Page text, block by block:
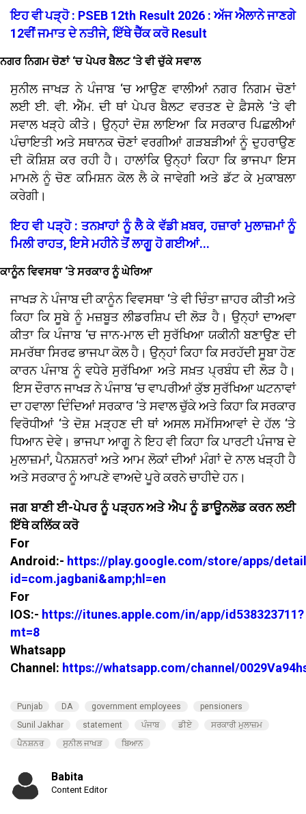
ਇਹ ਵੀ ਪੜ੍ਹੋ : PSEB 12th Result 2026 : ਅੱਜ ਐਲਾਨੇ ਜਾਣਗੇ
12ਵੀਂ ਜਮਾਤ ਦੇ ਨਤੀਜੇ, ਇੱਥੇ ਚੈੱਕ ਕਰੋ Result
ਨਗਰ ਨਿਗਮ ਚੋਣਾਂ ‘ਚ ਪੇਪਰ ਬੈਲਟ ‘ਤੇ ਵੀ ਚੁੱਕੇ ਸਵਾਲ
ਸੁਨੀਲ ਜਾਖੜ ਨੇ ਪੰਜਾਬ ‘ਚ ਆਉਣ ਵਾਲੀਆਂ ਨਗਰ ਨਿਗਮ ਚੋਣਾਂ
ਲਈ ਈ. ਵੀ. ਐੱਮ. ਦੀ ਥਾਂ ਪੇਪਰ ਬੈਲਟ ਵਰਤਣ ਦੇ ਫ਼ੈਸਲੇ ‘ਤੇ ਵੀ
ਸਵਾਲ ਖੜ੍ਹੇ ਕੀਤੇ। ਉਨ੍ਹਾਂ ਦੋਸ਼ ਲਾਇਆ ਕਿ ਸਰਕਾਰ ਪਿਛਲੀਆਂ
ਪੰਚਾਇਤੀ ਅਤੇ ਸਥਾਨਕ ਚੋਣਾਂ ਵਰਗੀਆਂ ਗੜਬੜੀਆਂ ਨੂੰ ਦੁਹਰਾਉਣ
ਦੀ ਕੋਸ਼ਿਸ਼ ਕਰ ਰਹੀ ਹੈ। ਹਾਲਾਂਕਿ ਉਨ੍ਹਾਂ ਕਿਹਾ ਕਿ ਭਾਜਪਾ ਇਸ
ਮਾਮਲੇ ਨੂੰ ਚੋਣ ਕਮਿਸ਼ਨ ਕੋਲ ਲੈ ਕੇ ਜਾਵੇਗੀ ਅਤੇ ਡੱਟ ਕੇ ਮੁਕਾਬਲਾ
ਕਰੇਗੀ।
ਇਹ ਵੀ ਪੜ੍ਹੋ : ਤਨਖ਼ਾਹਾਂ ਨੂੰ ਲੈ ਕੇ ਵੱਡੀ ਖ਼ਬਰ, ਹਜ਼ਾਰਾਂ ਮੁਲਾਜ਼ਮਾਂ ਨੂੰ
ਮਿਲੀ ਰਾਹਤ, ਇਸੇ ਮਹੀਨੇ ਤੋਂ ਲਾਗੂ ਹੋ ਗਈਆਂ...
ਕਾਨੂੰਨ ਵਿਵਸਥਾ ‘ਤੇ ਸਰਕਾਰ ਨੂੰ ਘੇਰਿਆ
ਜਾਖੜ ਨੇ ਪੰਜਾਬ ਦੀ ਕਾਨੂੰਨ ਵਿਵਸਥਾ ‘ਤੇ ਵੀ ਚਿੰਤਾ ਜ਼ਾਹਰ ਕੀਤੀ ਅਤੇ
ਕਿਹਾ ਕਿ ਸੂਬੇ ਨੂੰ ਮਜ਼ਬੂਤ ਲੀਡਰਸ਼ਿਪ ਦੀ ਲੋੜ ਹੈ। ਉਨ੍ਹਾਂ ਦਾਅਵਾ
ਕੀਤਾ ਕਿ ਪੰਜਾਬ ‘ਚ ਜਾਨ-ਮਾਲ ਦੀ ਸੁਰੱਖਿਆ ਯਕੀਨੀ ਬਣਾਉਣ ਦੀ
ਸਮਰੱਥਾ ਸਿਰਫ ਭਾਜਪਾ ਕੋਲ ਹੈ। ਉਨ੍ਹਾਂ ਕਿਹਾ ਕਿ ਸਰਹੱਦੀ ਸੂਬਾ ਹੋਣ
ਕਾਰਨ ਪੰਜਾਬ ਨੂੰ ਵਧੇਰੇ ਸੁਰੱਖਿਆ ਅਤੇ ਸਖ਼ਤ ਪ੍ਰਬੰਧ ਦੀ ਲੋੜ ਹੈ।
ਇਸ ਦੌਰਾਨ ਜਾਖੜ ਨੇ ਪੰਜਾਬ ‘ਚ ਵਾਪਰੀਆਂ ਕੁੱਝ ਸੁਰੱਖਿਆ ਘਟਨਾਵਾਂ
ਦਾ ਹਵਾਲਾ ਦਿੰਦਿਆਂ ਸਰਕਾਰ ‘ਤੇ ਸਵਾਲ ਚੁੱਕੇ ਅਤੇ ਕਿਹਾ ਕਿ ਸਰਕਾਰ
ਵਿਰੋਧੀਆਂ ‘ਤੇ ਦੋਸ਼ ਮੜ੍ਹਣ ਦੀ ਥਾਂ ਅਸਲ ਸਮੱਸਿਆਵਾਂ ਦੇ ਹੱਲ ‘ਤੇ
ਧਿਆਨ ਦੇਵੇ। ਭਾਜਪਾ ਆਗੂ ਨੇ ਇਹ ਵੀ ਕਿਹਾ ਕਿ ਪਾਰਟੀ ਪੰਜਾਬ ਦੇ
ਮੁਲਾਜ਼ਮਾਂ, ਪੈਨਸ਼ਨਰਾਂ ਅਤੇ ਆਮ ਲੋਕਾਂ ਦੀਆਂ ਮੰਗਾਂ ਦੇ ਨਾਲ ਖੜ੍ਹੀ ਹੈ
ਅਤੇ ਸਰਕਾਰ ਨੂੰ ਆਪਣੇ ਵਾਅਦੇ ਪੂਰੇ ਕਰਨੇ ਚਾਹੀਦੇ ਹਨ।
ਜਗ ਬਾਣੀ ਈ-ਪੇਪਰ ਨੂੰ ਪੜ੍ਹਨ ਅਤੇ ਐਪ ਨੂੰ ਡਾਊਨਲੋਡ ਕਰਨ ਲਈ
ਇੱਥੇ ਕਲਿੱਕ ਕਰੋ
For
Android:- https://play.google.com/store/apps/
id=com.jagbani&amp;hl=en
For
IOS:- https://itunes.apple.com/in/app/id538323711?
mt=8
Whatsapp
Channel: https://whatsapp.com/channel/
Punjab DA government employees
pensioners
Sunil Jakhar
statement ਪੰਜਾਬ ਡੀਏ
ਸਰਕਾਰੀ ਮੁਲਾਜ਼ਮ
ਪੈਨਸ਼ਨਰ
ਸੁਨੀਲ ਜਾਖੜ ਬਿਆਨ
Babita
Content Editor